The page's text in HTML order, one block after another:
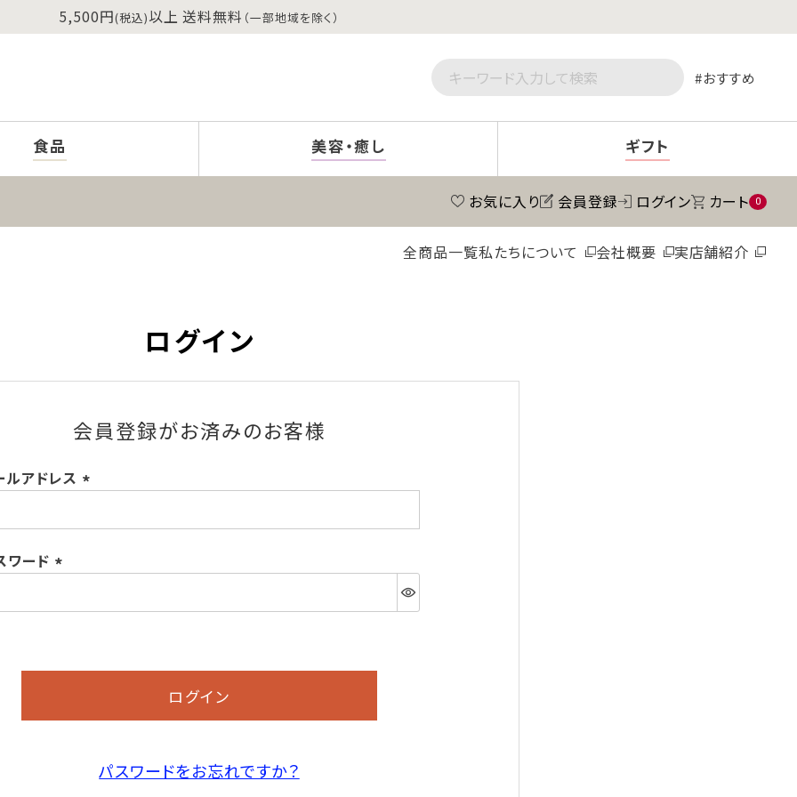
5,500円(税込)以上 送料無料 （一部地域を除く）
おすすめ
食品 美容・癒し ギフト
お気に入り 会員登録 ログイン カート 0
全商品一覧私たちについて 会社概要 実店舗紹介
ログイン
会員登録がお済みのお客様
ルアドレス
須)
ワード
須)
ログイン
パスワードをお忘れですか？